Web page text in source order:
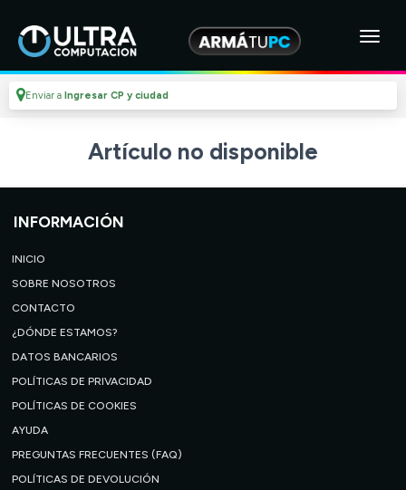
Enviar a Ingresar CP y ciudad
Artículo no disponible
INFORMACIÓN
INICIO
SOBRE NOSOTROS
CONTACTO
¿DÓNDE ESTAMOS?
DATOS BANCARIOS
POLÍTICAS DE PRIVACIDAD
POLÍTICAS DE COOKIES
AYUDA
PREGUNTAS FRECUENTES (FAQ)
POLÍTICAS DE DEVOLUCIÓN